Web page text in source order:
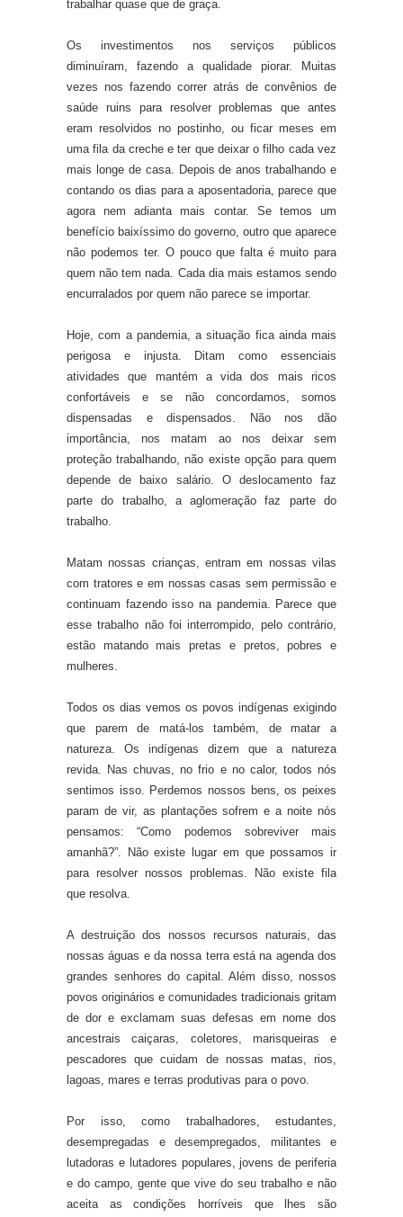
trabalhar quase que de graça.
Os investimentos nos serviços públicos
diminuíram, fazendo a qualidade piorar. Muitas
vezes nos fazendo correr atrás de convênios de
saúde ruins para resolver problemas que antes
eram resolvidos no postinho, ou ficar meses em
uma fila da creche e ter que deixar o filho cada vez
mais longe de casa. Depois de anos trabalhando e
contando os dias para a aposentadoria, parece que
agora nem adianta mais contar. Se temos um
benefício baixíssimo do governo, outro que aparece
não podemos ter. O pouco que falta é muito para
quem não tem nada. Cada dia mais estamos sendo
encurralados por quem não parece se importar.
Hoje, com a pandemia, a situação fica ainda mais
perigosa e injusta. Ditam como essenciais
atividades que mantém a vida dos mais ricos
confortáveis e se não concordamos, somos
dispensadas e dispensados. Não nos dão
importância, nos matam ao nos deixar sem
proteção trabalhando, não existe opção para quem
depende de baixo salário. O deslocamento faz
parte do trabalho, a aglomeração faz parte do
trabalho.
Matam nossas crianças, entram em nossas vilas
com tratores e em nossas casas sem permissão e
continuam fazendo isso na pandemia. Parece que
esse trabalho não foi interrompido, pelo contrário,
estão matando mais pretas e pretos, pobres e
mulheres.
Todos os dias vemos os povos indígenas exigindo
que parem de matá-los também, de matar a
natureza. Os indígenas dizem que a natureza
revida. Nas chuvas, no frio e no calor, todos nós
sentimos isso. Perdemos nossos bens, os peixes
param de vir, as plantações sofrem e a noite nós
pensamos: “Como podemos sobreviver mais
amanhã?”. Não existe lugar em que possamos ir
para resolver nossos problemas. Não existe fila
que resolva.
A destruição dos nossos recursos naturais, das
nossas águas e da nossa terra está na agenda dos
grandes senhores do capital. Além disso, nossos
povos originários e comunidades tradicionais gritam
de dor e exclamam suas defesas em nome dos
ancestrais caiçaras, coletores, marisqueiras e
pescadores que cuidam de nossas matas, rios,
lagoas, mares e terras produtivas para o povo.
Por isso, como trabalhadores, estudantes,
desempregadas e desempregados, militantes e
lutadoras e lutadores populares, jovens de periferia
e do campo, gente que vive do seu trabalho e não
aceita as condições horríveis que lhes são